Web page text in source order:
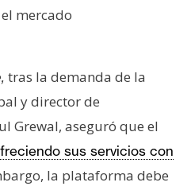
mercado
tras la demanda de la
y director de
Grewal, aseguró que el
sus servicios con
la plataforma debe